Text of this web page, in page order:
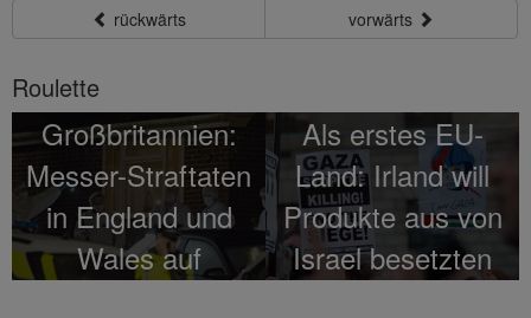
rückwärts vorwärts
Roulette
Großbritannien:
Messer-Straftaten
in England und
Wales auf
Als erstes EU-
Land: Irland will
Produkte aus von
Israel besetzten